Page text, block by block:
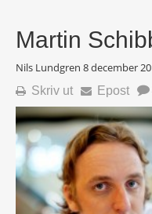
Martin
Nils Lundgren 8 december
Skriv ut Epost